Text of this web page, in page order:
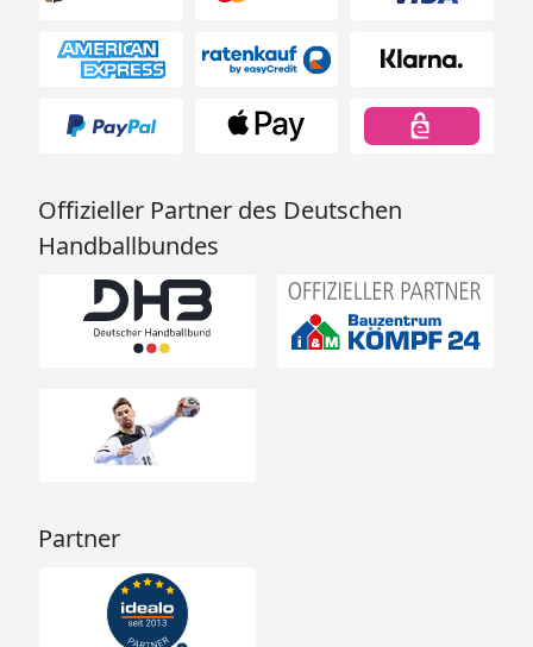
Offizieller Partner des Deutschen
Handballbundes
Partner